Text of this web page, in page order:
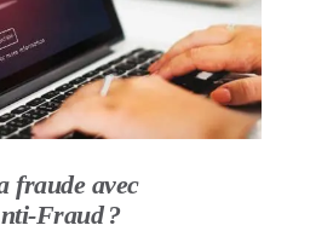
fraude avec
Fraud ?